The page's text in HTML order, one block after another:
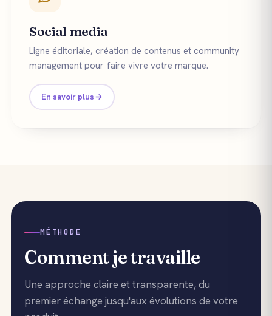
Social media
Ligne éditoriale, création de contenus et community
management pour faire vivre votre marque.
En savoir plus
MÉTHODE
Comment je travaille
Une approche claire et transparente, du
premier échange jusqu'aux évolutions de votre